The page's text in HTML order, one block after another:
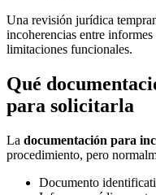
Una revisión jurídica
incoherencias entre
limitaciones funcionales.
Qué
para solicitarla
La documentación para
procedimiento, pero
Documento